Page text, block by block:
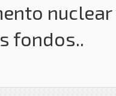
fondos..